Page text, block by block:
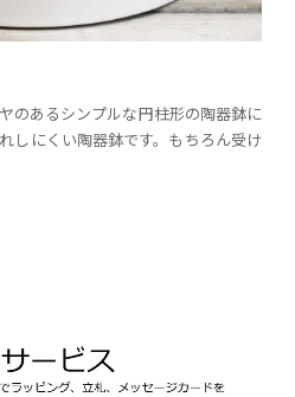
のあるシンプルな円柱形の陶器鉢に
しにくい陶器鉢です。もちろん受け